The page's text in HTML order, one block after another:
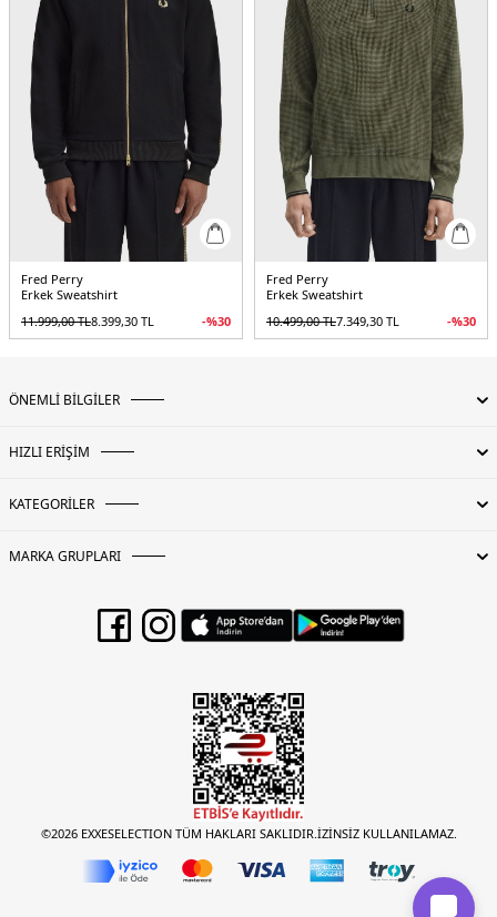
Fred Perry
Erkek Sweatshirt
11.999,00TL8.399,30 TL -%30
Fred Perry
Erkek Sweatshirt
10.499,00TL7.349,30 TL -%30
ÖNEMLİ BİLGİLER
HIZLI ERİŞİM
KATEGORİLER
MARKA GRUPLARI
©2026 EXXESELECTION TÜM HAKLARI SAKLIDIR.İZİNSİZ KULLANILAMAZ.